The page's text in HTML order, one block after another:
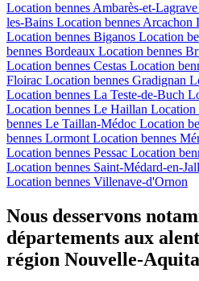
Location bennes Ambarès-et-Lagrave
les-Bains Location bennes Arcachon
Location bennes Biganos Location
bennes Bordeaux Location bennes
Location bennes Cestas Location
Floirac Location bennes Gradignan
Location bennes La Teste-de-Buch
Location bennes Le Haillan Location
bennes Le Taillan-Médoc Location
bennes Lormont Location bennes
Location bennes Pessac Location
Location bennes Saint-Médard-en-
Location bennes Villenave-d'Ornon
Nous desservons
départements aux
région Nouvelle-